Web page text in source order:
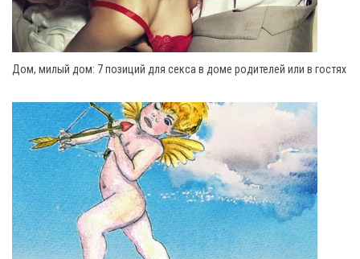
Дом, милый дом: 7 позиций для секса в доме родителей или в гостях